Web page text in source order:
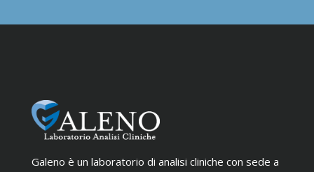
Galeno è un laboratorio di analisi cliniche con sede a